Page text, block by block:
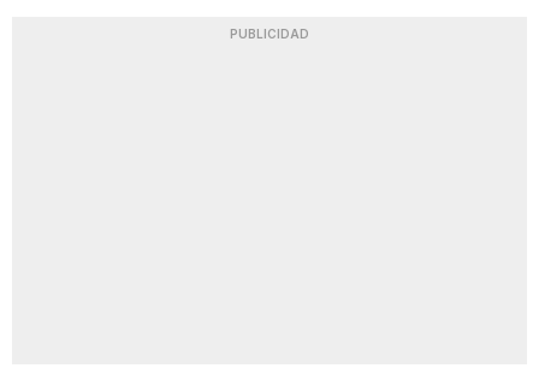
PUBLICIDAD